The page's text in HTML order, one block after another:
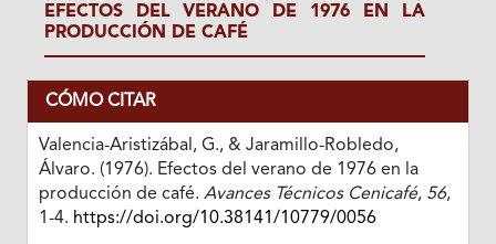
EFECTOS DEL VERANO DE 1976 EN LA
PRODUCCIÓN DE CAFÉ
CÓMO CITAR
Valencia-Aristizábal, G., & Jaramillo-Robledo,
Álvaro. (1976). Efectos del verano de 1976 en la
producción de café. Avances Técnicos Cenicafé, 56,
1-4. https://doi.org/10.38141/10779/0056